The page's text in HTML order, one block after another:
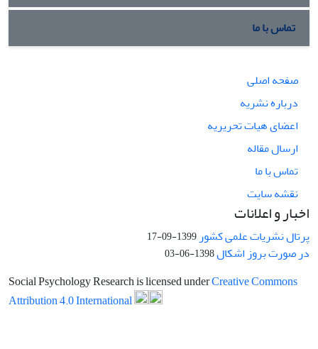
تماس با ما
صفحه اصلی
درباره نشریه
اعضای هیات تحریریه
ارسال مقاله
تماس با ما
نقشه سایت
اخبار و اعلانات
پرتال نشریات علمی کشور 1399-09-17
در صورت بروز اشکال1398-06-03
Social Psychology Research is licensed underCreative Commons
Attribution 4.0 International